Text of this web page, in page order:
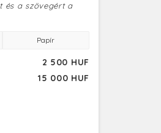
és a szövegért a
Papír
2 500 HUF
15 000 HUF